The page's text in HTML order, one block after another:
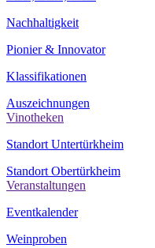
Nachhaltigkeit
Pionier & Innovator
Klassifikationen
Auszeichnungen
Vinotheken
Standort Untertürkheim
Standort Obertürkheim
Veranstaltungen
Eventkalender
Weinproben